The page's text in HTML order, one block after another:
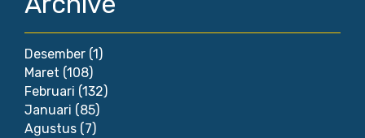
Desember (1)
Maret (108)
Februari (132)
Januari (85)
Agustus (7)